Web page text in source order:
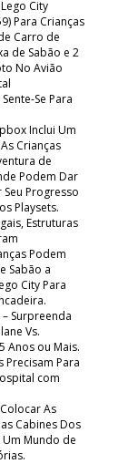
City
Para Crianças
Carro de
de Sabão e 2
No Avião
Se Para
Inclui Um
Crianças
de
Podem Dar
Progresso
Playsets.
Estruturas
Podem
Sabão a
City Para
Surpreenda
Vs.
Anos ou Mais.
Precisam Para
com
As
Cabines Dos
Mundo de